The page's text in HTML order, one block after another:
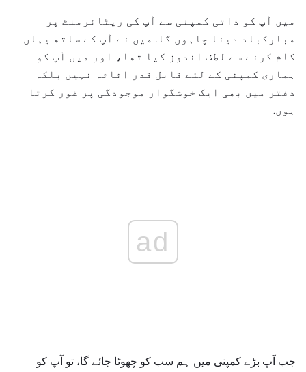
میں آپ کو ذاتی کمپنی سے آپ کی ریٹائرمنٹ پر
مبارکباد دینا چاہوں گا. میں نے آپ کے ساتھ یہاں
کام کرنے سے لطف اندوز کیا تھا، اور میں آپ کو
ہماری کمپنی کے لئے قابل قدر اثاثہ نہیں بلکہ
دفتر میں بھی ایک خوشگوار موجودگی پر غور کرتا
ہوں.
ad
جب آپ بڑے کمپنی میں ہم سب کو چھوٹا جائے گا، تو آپ کو